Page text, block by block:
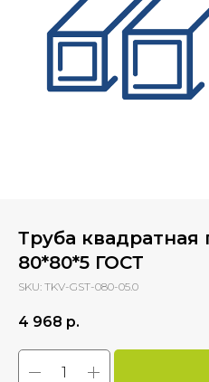
Труба квадратная
80*80*5 ГОСТ
SKU: TKV-GST-080-05.0
4 968 р.